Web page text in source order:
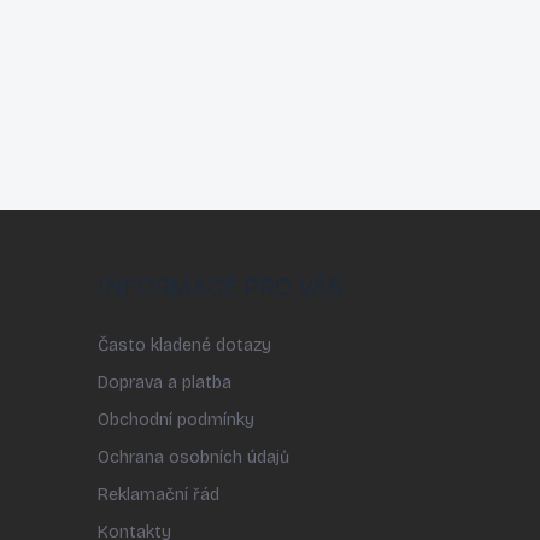
Často kladené dotazy
Doprava a platba
Obchodní podmínky
Ochrana osobních údajů
Reklamační řád
Kontakty